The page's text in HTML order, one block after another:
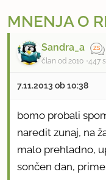
MNENJA O
Sandra_a
član od 2010 447
7.11.2013 ob 10:38
bomo probali
naredit zunaj, na
malo prehladno,
sončen dan,